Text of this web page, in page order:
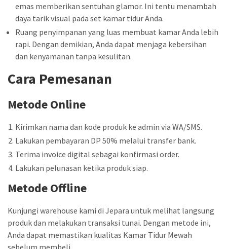
emas memberikan sentuhan glamor. Ini tentu menambah
daya tarik visual pada set kamar tidur Anda.
Ruang penyimpanan yang luas membuat kamar Anda lebih
rapi. Dengan demikian, Anda dapat menjaga kebersihan
dan kenyamanan tanpa kesulitan.
Cara Pemesanan
Metode Online
Kirimkan nama dan kode produk ke admin via WA/SMS.
Lakukan pembayaran DP 50% melalui transfer bank.
Terima invoice digital sebagai konfirmasi order.
Lakukan pelunasan ketika produk siap.
Metode Offline
Kunjungi warehouse kami di Jepara untuk melihat langsung
produk dan melakukan transaksi tunai. Dengan metode ini,
Anda dapat memastikan kualitas Kamar Tidur Mewah